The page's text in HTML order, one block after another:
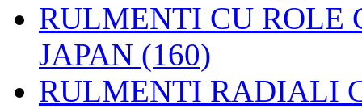
RULMENTI CU ROLE
JAPAN (160)
RULMENTI RADIALI